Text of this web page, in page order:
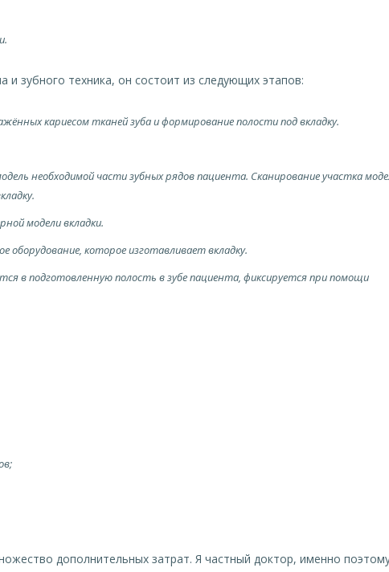
и зубного техника, он состоит из следующих этапов:
кариесом тканей зуба и формирование полости под вкладку.
необходимой части зубных рядов пациента. Сканирование участка
модели вкладки.
оборудование, которое изготавливает вкладку.
в подготовленную полость в зубе пациента, фиксируется при помощи
дополнительных затрат. Я частный доктор, именно